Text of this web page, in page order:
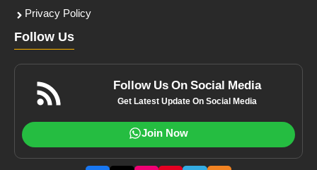
Privacy Policy
Follow Us
Follow Us On Social Media
Get Latest Update On Social Media
Join Now